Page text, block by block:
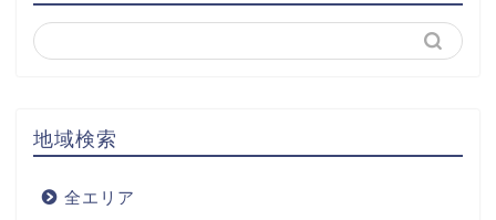
地域検索
全エリア